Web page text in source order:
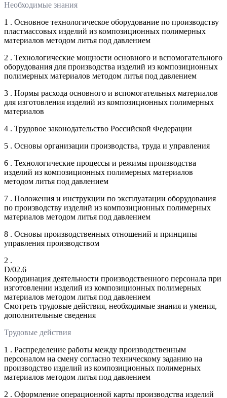
Необходимые знания
1 . Основное технологическое оборудование по производству
пластмассовых изделий из композиционных полимерных
материалов методом литья под давлением
2 . Технологические мощности основного и вспомогательного
оборудования для производства изделий из композиционных
полимерных материалов методом литья под давлением
3 . Нормы расхода основного и вспомогательных материалов
для изготовления изделий из композиционных полимерных
материалов
4 . Трудовое законодательство Российской Федерации
5 . Основы организации производства, труда и управления
6 . Технологические процессы и режимы производства
изделий из композиционных полимерных материалов
методом литья под давлением
7 . Положения и инструкции по эксплуатации оборудования
по производству изделий из композиционных полимерных
материалов методом литья под давлением
8 . Основы производственных отношений и принципы
управления производством
2 .
D/02.6
Координация деятельности производственного персонала при
изготовлении изделий из композиционных полимерных
материалов методом литья под давлением
Смотреть трудовые действия, необходимые знания и умения,
дополнительные сведения
Трудовые действия
1 . Распределение работы между производственным
персоналом на смену согласно техническому заданию на
производство изделий из композиционных полимерных
материалов методом литья под давлением
2 . Оформление операционной карты производства изделий